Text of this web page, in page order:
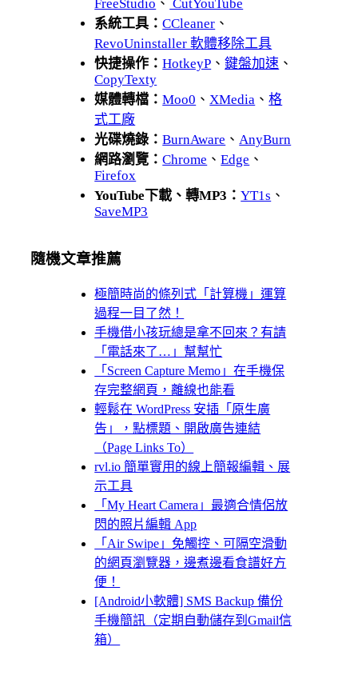
FreeStudio 、 CutYouTube
系統工具：CCleaner 、
RevoUninstaller 軟體移除工具
快捷操作：HotkeyP 、鍵盤加速 、
CopyTexty
媒體轉檔：Moo0 、 XMedia 、格
式工廠
光碟燒錄：BurnAware 、 AnyBurn
網路瀏覽：Chrome 、Edge 、
Firefox
YouTube下載、轉MP3：YT1s 、
SaveMP3
隨機文章推薦
極簡時尚的條列式「計算機」運算
過程一目了然！
手機借小孩玩總是拿不回來？有請
「電話來了…」幫幫忙
「Screen Capture Memo」在手機保
存完整網頁，離線也能看
輕鬆在 WordPress 安插「原生廣
告」，點標題、開啟廣告連結
（Page Links To）
rvl.io 簡單實用的線上簡報編輯、展
示工具
「My Heart Camera」最適合情侶放
閃的照片編輯 App
「Air Swipe」免觸控、可隔空滑動
的網頁瀏覽器，邊煮邊看食譜好方
便！
[Android小軟體] SMS Backup 備份
手機簡訊（定期自動儲存到Gmail信
箱）